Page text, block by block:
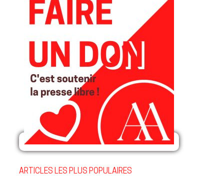
ARTICLES LES PLUS POPULAIRES